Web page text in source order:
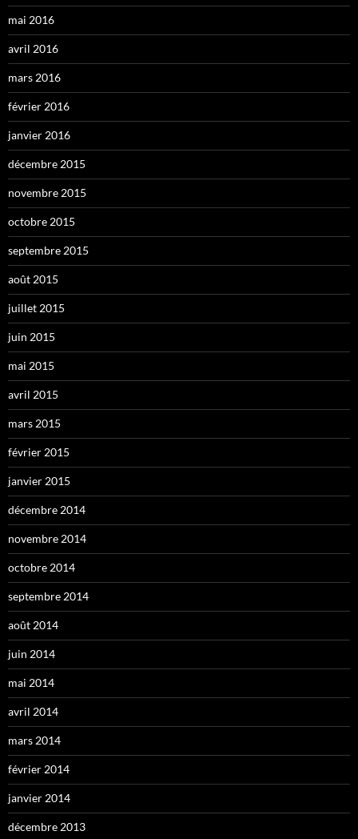
mai 2016
avril 2016
mars 2016
février 2016
janvier 2016
décembre 2015
novembre 2015
octobre 2015
septembre 2015
août 2015
juillet 2015
juin 2015
mai 2015
avril 2015
mars 2015
février 2015
janvier 2015
décembre 2014
novembre 2014
octobre 2014
septembre 2014
août 2014
juin 2014
mai 2014
avril 2014
mars 2014
février 2014
janvier 2014
décembre 2013